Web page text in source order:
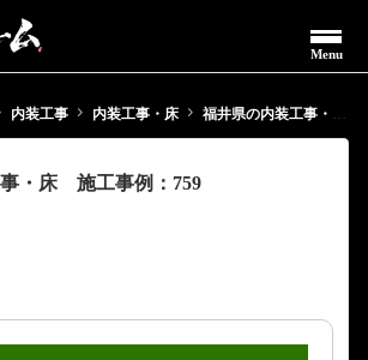
Menu
内装工事 内装工事・床 福井県の内装工事・床
・床 施工事例：759